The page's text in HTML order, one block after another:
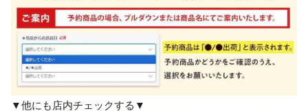
▼他にも店内チェックする▼